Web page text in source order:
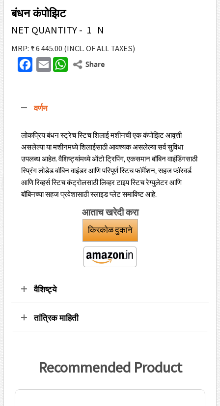
बंधन कंपोझिट
NET QUANTITY - 1 N
MRP: ₹ 6 445.00 (INCL. OF ALL TAXES)
F
e
b
o
o
k
T
i
t
e
r
E
l
W
s
A
p
p
वर्णन
लोकप्रिय बंधन स्ट्रेच स्टिच शिलाई मशीनची एक कंपोझिट आवृत्ती
असलेल्या या मशीनमध्ये शिलाईसाठी आवश्यक असलेल्या सर्व सुविधा
उपलब्ध आहेत. वैशिष्ट्यांमध्ये ऑटो ट्रिपिंग, एकसमान बॉबिन वाइंडिंगसाठी
स्प्रिंग लोडेड बॉबिन वाइंडर आणि परिपूर्ण स्टिच फॉर्मेशन, सहज फॉरवर्ड
आणि रिव्हर्स स्टिच कंट्रोलसाठी लिव्हर टाइप स्टिच रेग्युलेटर आणि
बॉबिनच्या सहज प्रवेशासाठी स्लाइड प्लेट समाविष्ट आहे.
आताच खरेदी करा
किरकोळ दुकाने
वैशिष्ट्ये
तांत्रिक माहिती
Recommended Product